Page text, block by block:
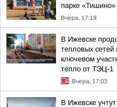
парке
Вчера, 17:19
В Ижевске
тепловых сетей
ключевом
тепло от ТЭЦ-1
Вчера, 17:03
В Ижевске